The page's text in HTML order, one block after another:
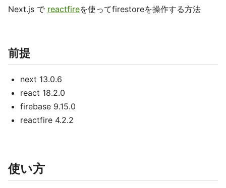
Next.js で reactfireを使ってfirestoreを操作する方法
前提
next 13.0.6
react 18.2.0
firebase 9.15.0
reactfire 4.2.2
使い方